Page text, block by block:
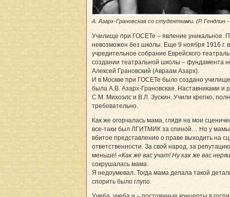
А. Азарх-Грановская со студентками. (Р. Гендлин
Училище при ГОСЕТе – явление уникальное.
невозможен без школы. Еще 9 ноября 1916 г.
учредительное собрание Еврейского
создании театральной школы – фундамента
Алексей Грановский (Авраам Азарх).
И в Москве при ГОСЕТе было создано
была А.В. Азарх-Грановская. Наставниками и
С.М. Михоэлс и В.Л. Зускин. Учили крепко,
требовательно.
Как же огорчалась мама, глядя на мои
все-таки был ЛГИТМИК­ за спиной… Но у мамы
вбитое представление о праве выходить на
ответственности. За свой народ, за
меньше! «Как же вас учат! Ну как же вас
сокрушалась мама.
Я недоумевал. Тогда мама делала такой
спорить было глупо.